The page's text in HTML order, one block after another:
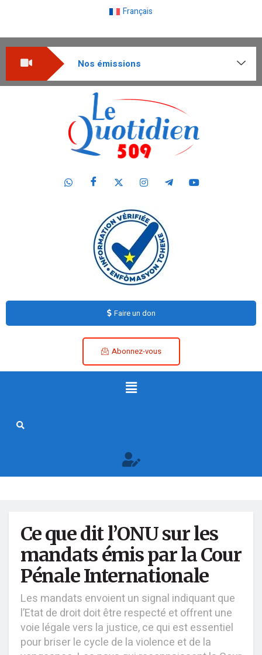
Français
Nos émissions
Faire un don
Abonnez-vous
Ce que dit l’ONU sur les
mandats émis par la Cour
Pénale Internationale
Les mandats envoient un signal indiquant que
l’Etat de droit doit être respecté et offrent une
voie légale vers la justice, ce qui est essentiel
pour briser le cycle de la violence et de la